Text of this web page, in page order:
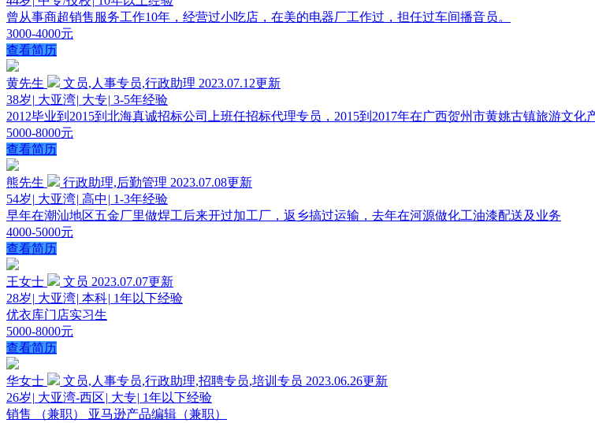
曾从事商超销售服务工作10年，经营过小吃店，在美的电器厂工作过，担任过车间播音员。
3000-4000元
查看简历
黄先生 文员,人事专员,行政助理 2023.07.12更新
38岁| 大亚湾| 大专| 3-5年经验
2012毕业到2015到北海真诚招标公司上班任招标代理专员，2015到2017年在广西贺州市黄姚古镇旅游文
5000-8000元
查看简历
熊先生 行政助理,后勤管理 2023.07.08更新
54岁| 大亚湾| 高中 | 1-3年经验
早年在潮汕地区五金厂里做焊工后来开过加工厂，返乡搞过运输，去年在河源做化工油漆配送及业务
4000-5000元
查看简历
王女士 文员 2023.07.07更新
28岁| 大亚湾| 本科| 1年以下经验
优衣库门店实习生
5000-8000元
查看简历
华女士 文员,人事专员,行政助理,招聘专员,培训专员 2023.06.26更新
26岁| 大亚湾-西区| 大专| 1年以下经验
销售 （兼职） 亚马逊产品编辑（兼职）